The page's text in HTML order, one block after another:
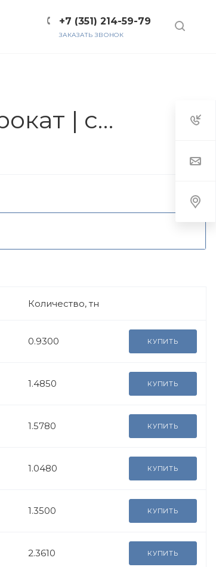
+7 (351) 214-59-79
ЗАКАЗАТЬ ЗВОНОК
Инструментальный горячекатаный металлопрокат | страница 12
Количество, тн
0.9300 КУПИТЬ
1.4850 КУПИТЬ
1.5780 КУПИТЬ
1.0480 КУПИТЬ
1.3500 КУПИТЬ
2.3610 КУПИТЬ